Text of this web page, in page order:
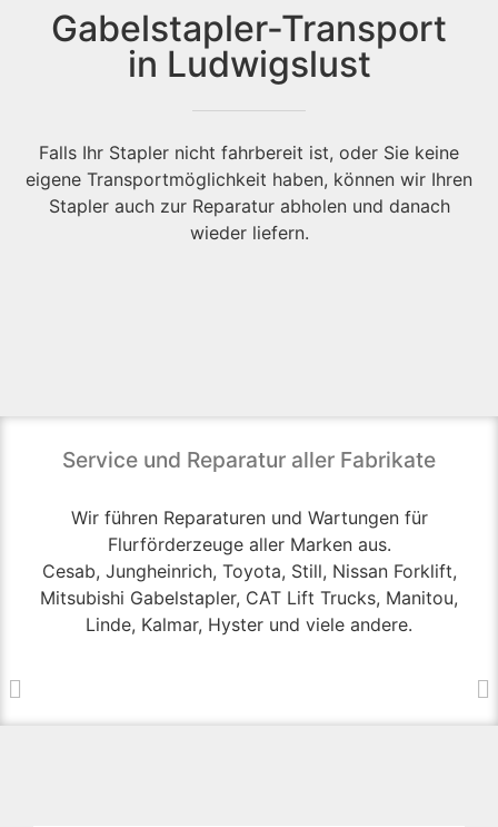
Gabelstapler-Transport
in Ludwigslust
Falls Ihr Stapler nicht fahrbereit ist, oder Sie keine
eigene Transportmöglichkeit haben, können wir Ihren
Stapler auch zur Reparatur abholen und danach
wieder liefern.
Service und Reparatur aller Fabrikate
Wir führen Reparaturen und Wartungen für
Flurförderzeuge aller Marken aus.
Cesab, Jungheinrich, Toyota, Still, Nissan Forklift,
Mitsubishi Gabelstapler, CAT Lift Trucks, Manitou,
Linde, Kalmar, Hyster und viele andere.